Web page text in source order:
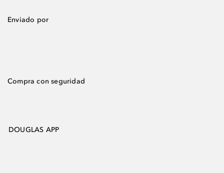
Enviado por
Compra con seguridad
DOUGLAS APP